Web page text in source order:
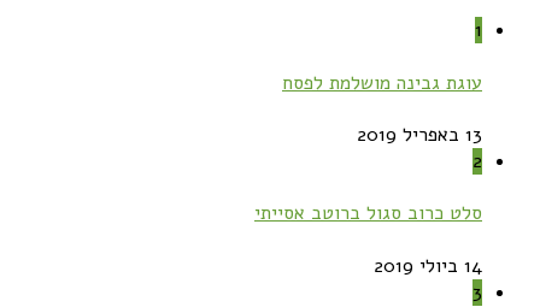
1
עוגת גבינה מושלמת לפסח
13 באפריל 2019
2
סלט כרוב סגול ברוטב אסייתי
14 ביולי 2019
3